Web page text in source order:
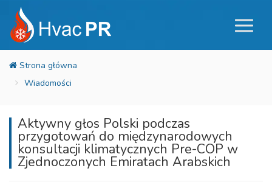
Wiadomości
Aktywny głos Polski podczas
przygotowań do międzynarodowych
konsultacji klimatycznych Pre-COP w
Zjednoczonych Emiratach Arabskich